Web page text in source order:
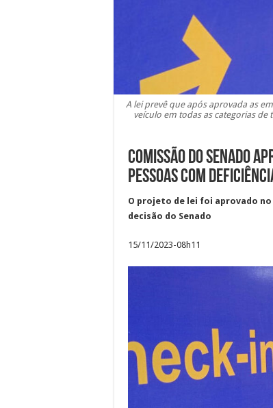
A lei prevê que após aprovada as
veículo em todas as categorias
Comissão do Senado
pessoas com
O projeto de lei foi aprovado
decisão do Senado
15/11/2023-08h11